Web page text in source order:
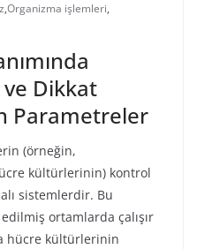
,Organizma işlemleri,
Dikkat
Parametreler
(örneğin,
kültürlerinin) kontrol
sistemlerdir. Bu
ortamlarda çalışır
hücre kültürlerinin